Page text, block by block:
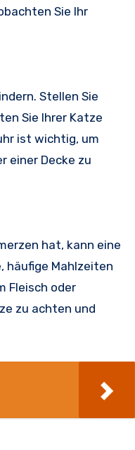
Sie Ihr
Stellen Sie
Sie Ihrer Katze
ist wichtig, um
einer Decke zu
hat, kann eine
häufige Mahlzeiten
Fleisch oder
zu achten und